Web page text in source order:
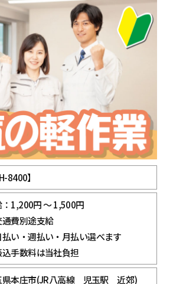
8400】
：1,200円 ～ 1,500円
費別途支給
い・週払い・月払い選べます
手数料は当社負担
県本庄市(JR八高線 児玉駅 近郊)